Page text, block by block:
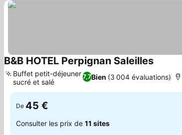
B&B HOTEL Perpignan Saleilles
7,7Bien (3 004 évaluations)
Buffet petit-déjeuner
sucré et salé
De 45 €
Consulter les prix de 11 sites